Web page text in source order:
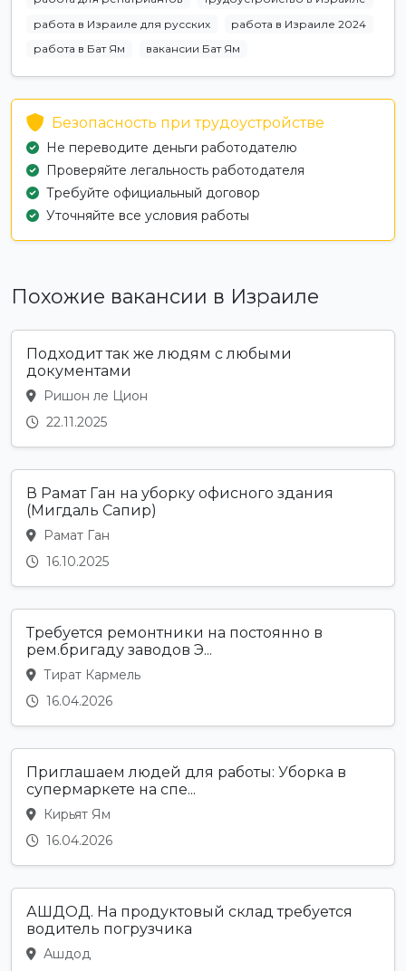
работа в Израиле для русских
работа в Израиле 2024
работа в Бат Ям
вакансии Бат Ям
Безопасность при трудоустройстве
Не переводите деньги работодателю
Проверяйте легальность работодателя
Требуйте официальный договор
Уточняйте все условия работы
Похожие вакансии в Израиле
Подходит так же людям с любыми
документами
Ришон ле Цион
22.11.2025
В Рамат Ган на уборку офисного здания
(Мигдаль Сапир)
Рамат Ган
16.10.2025
Требуется ремонтники на постоянно в
рем.бригаду заводов Э...
Тират Кармель
16.04.2026
Приглашаем людей для работы: Уборка в
супермаркете на спе...
Кирьят Ям
16.04.2026
АШДОД. На продуктовый склад требуется
водитель погрузчика
Ашдод